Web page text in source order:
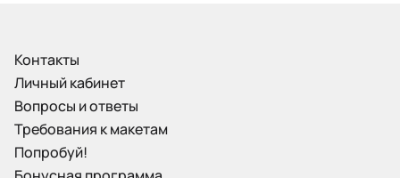
Контакты
Личный кабинет
Вопросы и ответы
Требования к макетам
Попробуй!